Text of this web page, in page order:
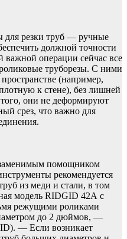
для резки труб — ручные
должной точности
важной операции сейчас все
труборезы. С ними
(например,
к стене), без лишней
они не деформируют
срез, что важно для
помощником
рекомендуется
из меди и стали, в том
модель RIDGID 42А с
режущими роликами
до 2 дюймов, —
— Если возникает